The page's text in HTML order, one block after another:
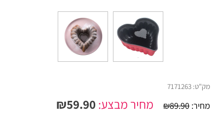
מק"ט: 7171263
מחיר: ₪89.90 מחיר מבצע: ₪59.90